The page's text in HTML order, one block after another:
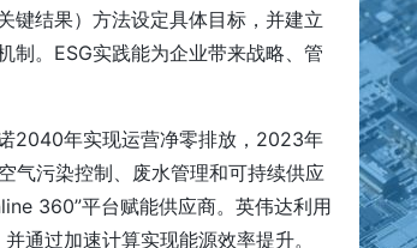
键结果）方法设定具体目标，并建立
制。ESG实践能为企业带来战略、管
2040年实现运营净零排放，2023年
气污染控制、废水管理和可持续供应
360”平台赋能供应商。英伟达利用
通过加速计算实现能源效率提升。